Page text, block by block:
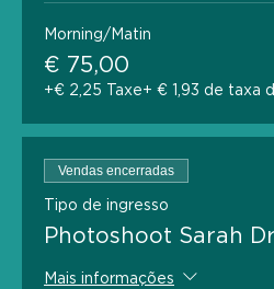
Morning/Matin
€ 75,00
+€ 2,25 Taxe+ € 1,93 de taxa
Vendas encerradas
Tipo de ingresso
Photoshoot Sarah
Mais informações